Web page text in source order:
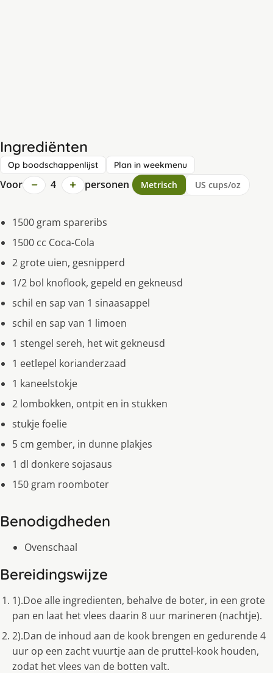
Ingrediënten
Op boodschappenlijst Plan in weekmenu
Voor − 4 + personen Metrisch US cups/oz
1500 gram spareribs
1500 cc Coca-Cola
2 grote uien, gesnipperd
1/2 bol knoflook, gepeld en gekneusd
schil en sap van 1 sinaasappel
schil en sap van 1 limoen
1 stengel sereh, het wit gekneusd
1 eetlepel korianderzaad
1 kaneelstokje
2 lombokken, ontpit en in stukken
stukje foelie
5 cm gember, in dunne plakjes
1 dl donkere sojasaus
150 gram roomboter
Benodigdheden
Ovenschaal
Bereidingswijze
1).Doe alle ingredienten, behalve de boter, in een grote
pan en laat het vlees daarin 8 uur marineren (nachtje).
2).Dan de inhoud aan de kook brengen en gedurende 4
uur op een zacht vuurtje aan de pruttel-kook houden,
zodat het vlees van de botten valt.